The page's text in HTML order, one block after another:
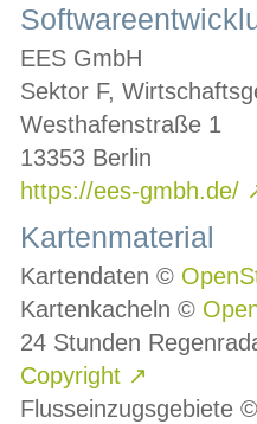
EES GmbH
Sektor F,
Westhafenstraße 1
13353 Berlin
https://ees-gmbh.de/
Kartenmaterial
Kartendaten ©
Kartenkacheln ©
24 Stunden
Copyright ↗
Flusseinzugsgebiete